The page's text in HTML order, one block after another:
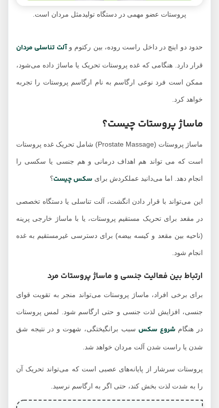
پروستات عضو مهمی در دستگاه تولیدمثل مردان است.
حدود دو اینچ در داخل راست روده، بین رکتوم وآلت تناسلی مردان
قرار دارد. هنگامی که غده پروستات تحریک یا ماساژ داده می‌شود،
ممکن است فرد نوعی ارگاسم به نام ارگاسم پروستات را تجربه
خواهد کرد.
ماساژ پروستات چیست؟
ماساژ پروستات (Prostate Massage) شامل تحریک غده پروستات
است که می تواند هم اهداف درمانی و هم جنسی یا سکسی را
انجام دهد. اما می‌دانید عملکردش برای سکس چیست؟
این می‌تواند با قرار دادن انگشت، آلت تناسلی یا دستگاه تخصصی
در مقعد برای تحریک مستقیم پروستات، یا با ماساژ خارجی پرینه
(ناحیه بین مقعد و کیسه بیضه) برای دسترسی غیرمستقیم به غده
انجام شود.
ارتباط بین فعالیت جنسی و ماساژ پروستات مرد
برای برخی افراد، ماساژ پروستات می‌تواند منجر به تقویت قوای
جنسی، افزایش لذت جنسی و حتی ارگاسم شود. لمس پروستات
در هنگامشروع سکسسبب برانگیختگی، شهوت و در نتیجه شق
شدن یا راست شدن آلت مردان خواهد شد.
پروستات سرشار از پایانه‌های عصبی است که می‌تواند تحریک آن
را به شدت لذت بخش کند، حتی اگر به ارگاسم نرسید.